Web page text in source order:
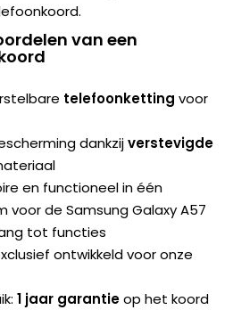
van een
telefoonketting voor
dankzijverstevigde
en functioneel in één
voor de Samsung Galaxy A57
tot functies
ontwikkeld voor onze
1 jaar garantieop het koord